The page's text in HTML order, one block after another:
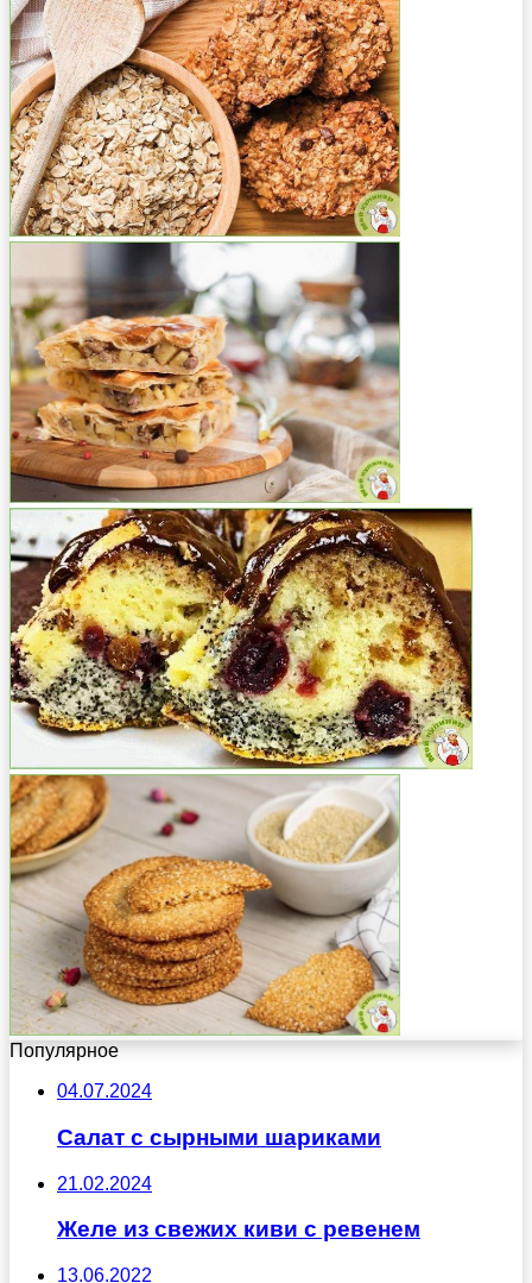
Популярное
04.07.2024
Салат с сырными шариками
21.02.2024
Желе из свежих киви с ревенем
13.06.2022